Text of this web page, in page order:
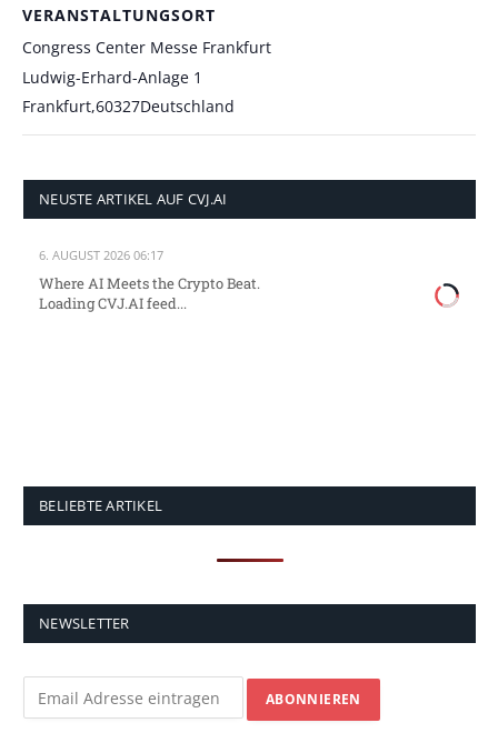
VERANSTALTUNGSORT
Congress Center Messe Frankfurt
Ludwig-Erhard-Anlage 1
Frankfurt,60327Deutschland
NEUSTE ARTIKEL AUF CVJ.AI
6. AUGUST 2026 06:17
Where AI Meets the Crypto Beat.
Loading CVJ.AI feed...
BELIEBTE ARTIKEL
NEWSLETTER